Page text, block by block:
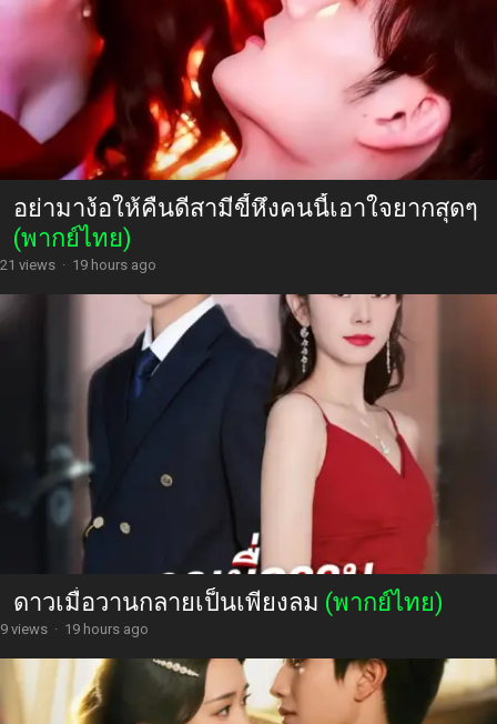
อย่ามาง้อให้คืนดีสามีขี้หึงคนนี้เอาใจยากสุดๆ
(พากย์ไทย)
21 views · 19 hours ago
ดาวเมื่อวานกลายเป็นเพียงลม (พากย์ไทย)
9 views · 19 hours ago